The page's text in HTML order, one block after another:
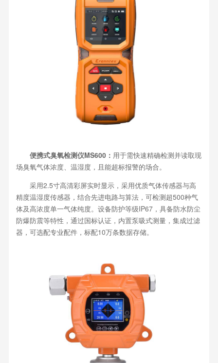
便携式臭氧检测仪MS600： 用于需快速精确检测并读取现
场臭氧气体浓度、温湿度，且能超标报警的场合。
采用2.5寸高清彩屏实时显示，采用优质气体传感器与高
精度温湿度传感器，结合先进电路与算法，可检测超500种气
体及高浓度单一气体纯度。设备防护等级IP67，具备防水防尘
防爆防震等特性，通过国标认证，内置泵吸式测量，集成过滤
器，可选配专业配件，标配10万条数据存储。